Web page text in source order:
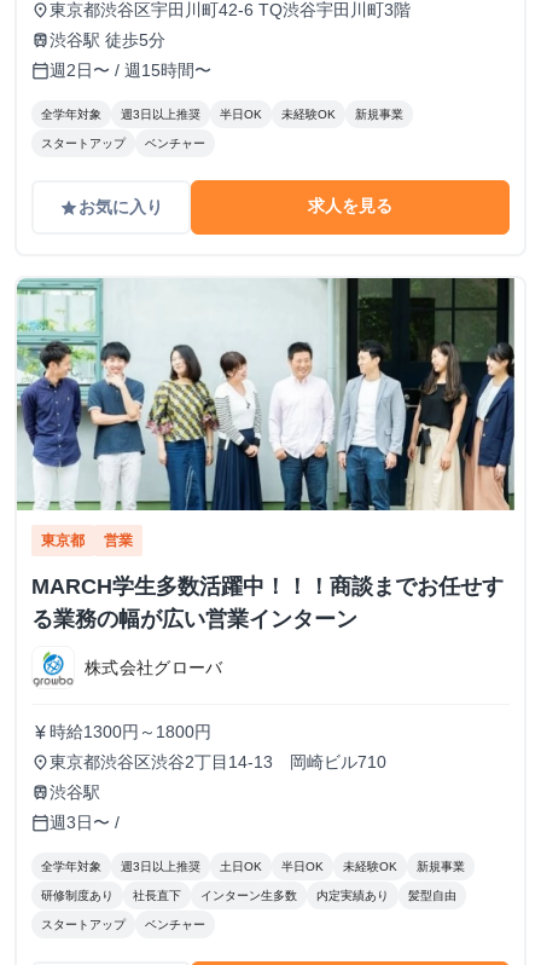
place東京都渋谷区宇田川町42-6 TQ渋谷宇田川町3階
train渋谷駅 徒歩5分
calendar_today週2日〜 / 週15時間〜
全学年対象 週3日以上推奨 半日OK 未経験OK 新規事業
スタートアップ ベンチャー
gradeお気に入り 求人を見る
東京都 営業
MARCH学生多数活躍中！！！商談までお任せす
る業務の幅が広い営業インターン
株式会社グローバ
currency_yen 時給1300円～1800円
place東京都渋谷区渋谷2丁目14-13 岡崎ビル710
train渋谷駅
calendar_today週3日〜 /
全学年対象 週3日以上推奨 土日OK 半日OK 未経験OK 新規事業
研修制度あり 社長直下 インターン生多数 内定実績あり 髪型自由
スタートアップ ベンチャー